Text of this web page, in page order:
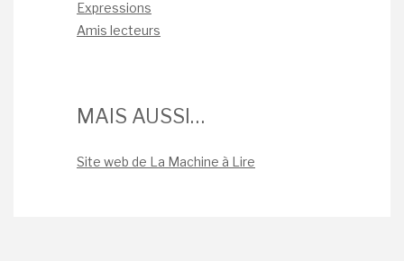
Expressions
Amis lecteurs
MAIS AUSSI…
Site web de La Machine à Lire